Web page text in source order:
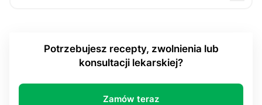
Objawy i przebieg choroby
Wsparcie i życie z chorobą dwubiegunową
Potrzebujesz recepty, zwolnienia lub
konsultacji lekarskiej?
Zamów teraz